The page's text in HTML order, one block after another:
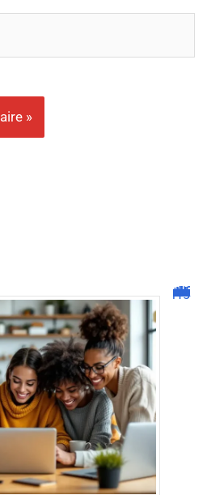
Malgrim com : tout ce que vous devez savoir sur la plateforme !